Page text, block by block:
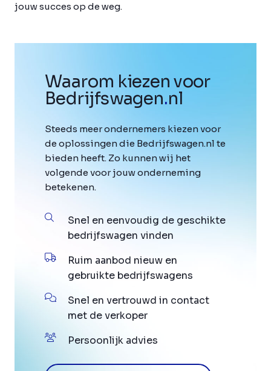
jouw succes op de weg.
Waarom kiezen voor
Bedrijfswagen.nl
Steeds meer ondernemers kiezen voor
de oplossingen die Bedrijfswagen.nl te
bieden heeft. Zo kunnen wij het
volgende voor jouw onderneming
betekenen.
Snel en eenvoudig de geschikte
bedrijfswagen vinden
Ruim aanbod nieuw en
gebruikte bedrijfswagens
Snel en vertrouwd in contact
met de verkoper
Persoonlijk advies